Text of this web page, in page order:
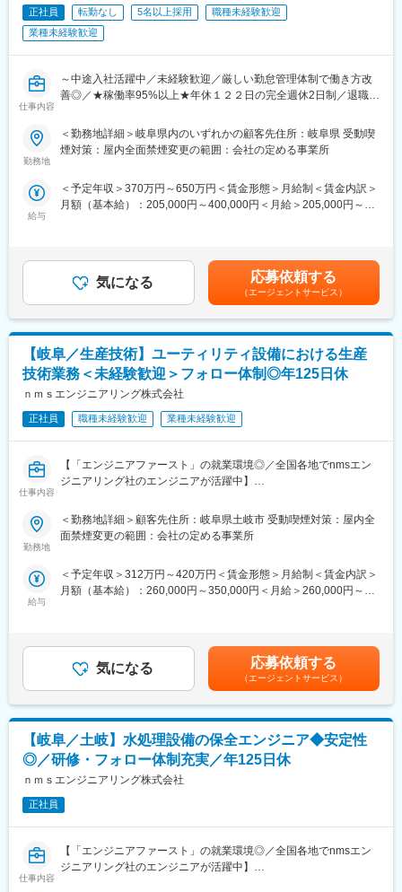
変更の範囲：会社の定める業務
からのチャレンジでも安心してスキルアップできるバックアップ
体制となっています。
また、キャリアアップのサポートを行うキャリアサポート課で
観」と向き合い、前向きに仕事に取り組んでいただくためのバッ
クアップを行っていきます。
■働き方：
1案件あたり1年~3年の任期となり、比較的長めに1か所で勤務い
い。
また、日勤・夜勤の交代のタイミングでは24ｈ以上の休みをとっ
■キャリアステップ：
各設備のプロフェッショナルを目指せます。各種資格取得も可能
なお仕事です！（資格手当もご用意 ※規定有り）ご希望によって
は、建築系の施工管理やプラント施工管理を目指して頂くことも
可能です。
変更の範囲：会社の定める業務
正社員 転勤なし 5名以上採用
職種未経験歓迎
業種未経験歓迎
仕事内容
～中途入社活躍中／未経験歓迎／厳しい勤怠管理体制で働き方改
善◎／★稼働率95%以上★年休１２２日の完全週休2日制／退職
＼業務内容／
作成などのオフィスワークもあり、PCスキルを身につけながら、
20代で国家資格の取得が可能です。
・夜勤(仮眠可)と日勤がある場合の間は必ず24時間以上お休み
・夜勤と日勤の間のお休みも年休と換算すると実質年休140日以
上
※１週間の勤務例：日勤／日勤／夜勤／夜勤／夜勤明け休／休／休
＼当社で働く魅力／
・正社員として雇用となるため長期的にご就労いただきます。
・当社の取引先は60%程度が大手企業となります。そのため、比
較的早期に大規模案件に携わることができ、市場価値を上げやす
い環境です。もちろん、中小企業とのお取引もございますので、
ない働き方を選ぶことができます。
当社はテクノプロ・ホールディングスという連結子会社合わせて
17社で構成されているグループに所属しています。グループ全体
人材サービスを提供しています。当社はその中でも建設領域の顧
客に向けてサービスを提供しております。
変更の範囲：会社の定める業務
勤務地
＜勤務地詳細＞岐阜県内のいずれかの顧客先住所：岐阜県 受動喫
煙対策：屋内全面禁煙変更の範囲：会社の定める事業所
給与
＜予定年収＞370万円～650万円＜賃金形態＞月給制＜賃金内訳＞
月額（基本給）：205,000円～400,000円＜月給＞205,000円～
気になる 応募依頼する
（エージェントサービス）
【岐阜／生産技術】ユーティリティ設備における生産
技術業務＜未経験歓迎＞フォロー体制◎年125日休
ｎｍｓエンジニアリング株式会社
正社員 職種未経験歓迎 業種未経験歓迎
仕事内容
【「エンジニアファースト」の就業環境◎／全国各地でnmsエン
ジニアリング社のエンジニアが活躍中】
■業務内容：
生産技術担当として、ユーティリティ設備における設備、メーカ
■魅力：
・対外折衝スキルが身につきます。
・研修：研修専門の部署ができたこともあり、充実した研修体制
があります。一人ひとりに合わせて研修をカスタマイズしていま
す。
※ビジネスマナーはじめ基礎的な単語の理解、CADの操作などの
研修がございます。
・面談：定期的な面談を行っており、キャリアの歩み方を一緒に
考えていける環境があります。
■配属先について：
とでの採用となり、エリアをまたぐ転勤はありません。
勤務地
＜勤務地詳細＞顧客先住所：岐阜県土岐市 受動喫煙対策：屋内全
面禁煙変更の範囲：会社の定める事業所
給与
＜予定年収＞312万円～420万円＜賃金形態＞月給制＜賃金内訳＞
月額（基本給）：260,000円～350,000円＜月給＞260,000円～
の金額であり、選考を通じて上下する可能性があります。月給(月
額)は固定手当を含めた表記です。
気になる 応募依頼する
（エージェントサービス）
【岐阜／土岐】水処理設備の保全エンジニア◆安定性
◎／研修・フォロー体制充実／年125日休
ｎｍｓエンジニアリング株式会社
正社員
仕事内容
【「エンジニアファースト」の就業環境◎／全国各地でnmsエン
ジニアリング社のエンジニアが活躍中】